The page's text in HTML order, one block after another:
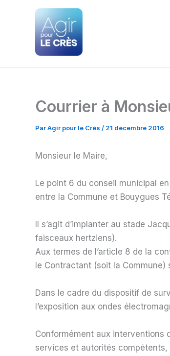
Courrier à
ParAgir pour le Crès / 21 décembre 2016
Monsieur le Maire,
Le point 6 du conseil municipal
entre la Commune et Bouygues
Il s’agit d’implanter au stade
faisceaux hertziens).
Aux termes de l’article 8 de la
le Contractant (soit la
Dans le cadre du dispositif de
l’exposition aux ondes
Conformément aux interventions
services et autorités compétents,